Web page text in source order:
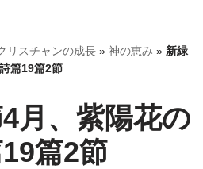
リスチャンの成長 » 神の恵み » 新緑
篇19篇2節
月、紫陽花の
篇2節